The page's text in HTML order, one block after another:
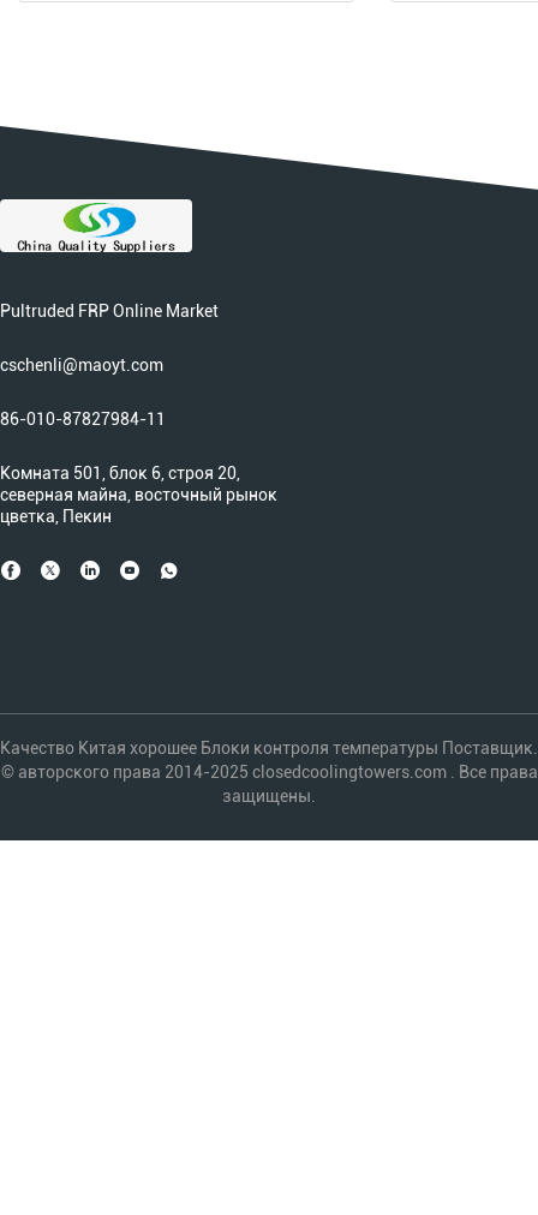
Pultruded FRP Online Market
cschenli@maoyt.com
86-010-87827984-11
Комната 501, блок 6, строя 20,
северная майна, восточный рынок
цветка, Пекин
Качество Китая хорошее Блоки контроля температуры Поставщик.
© авторского права 2014-2025 closedcoolingtowers.com . Все права
защищены.